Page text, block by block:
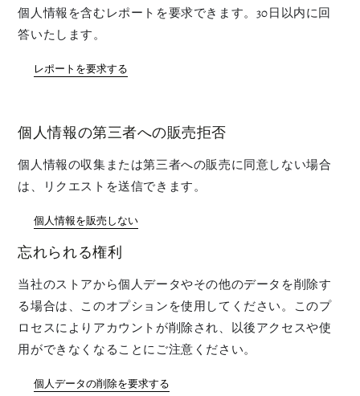
個人情報を含むレポートを要求できます。30日以内に回
答いたします。
レポートを要求する
個人情報の第三者への販売拒否
個人情報の収集または第三者への販売に同意しない場合
は、リクエストを送信できます。
個人情報を販売しない
忘れられる権利
当社のストアから個人データやその他のデータを削除す
る場合は、このオプションを使用してください。このプ
ロセスによりアカウントが削除され、以後アクセスや使
用ができなくなることにご注意ください。
個人データの削除を要求する